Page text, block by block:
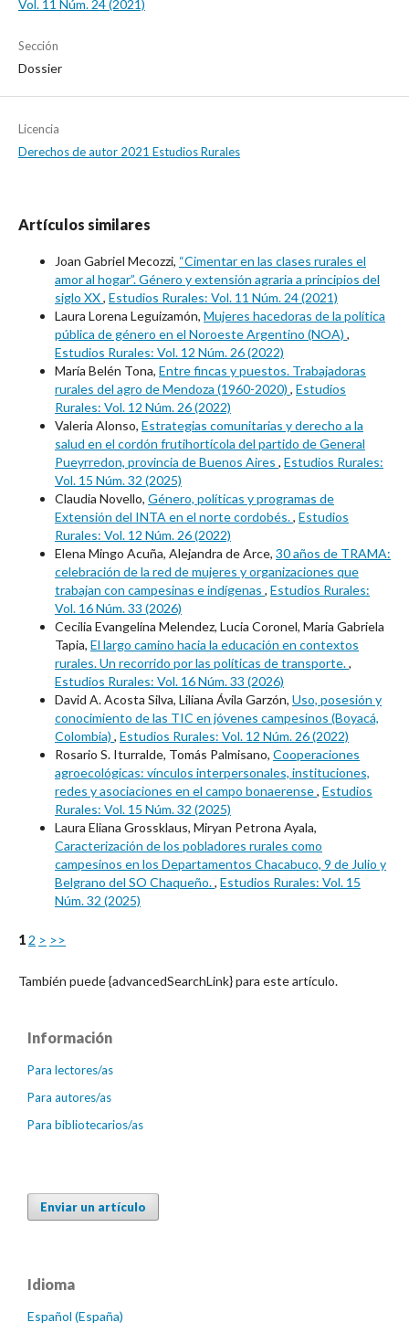
Vol. 11 Núm. 24 (2021)
Sección
Dossier
Licencia
Derechos de autor 2021 Estudios Rurales
Artículos similares
Joan Gabriel Mecozzi, “Cimentar en las clases rurales el
amor al hogar”. Género y extensión agraria a principios del
siglo XX, Estudios Rurales: Vol. 11 Núm. 24 (2021)
Laura Lorena Leguizamón, Mujeres hacedoras de la política
pública de género en el Noroeste Argentino (NOA) ,
Estudios Rurales: Vol. 12 Núm. 26 (2022)
María Belén Tona, Entre fincas y puestos. Trabajadoras
rurales del agro de Mendoza (1960-2020) , Estudios
Rurales: Vol. 12 Núm. 26 (2022)
Valeria Alonso, Estrategias comunitarias y derecho a la
salud en el cordón frutihortícola del partido de General
Pueyrredon, provincia de Buenos Aires , Estudios Rurales:
Vol. 15 Núm. 32 (2025)
Claudia Novello, Género, políticas y programas de
Extensión del INTA en el norte cordobés., Estudios
Rurales: Vol. 12 Núm. 26 (2022)
Elena Mingo Acuña, Alejandra de Arce, 30 años de TRAMA:
celebración de la red de mujeres y organizaciones que
trabajan con campesinas e indígenas , Estudios Rurales:
Vol. 16 Núm. 33 (2026)
Cecilia Evangelina Melendez, Lucia Coronel, Maria Gabriela
Tapia, El largo camino hacia la educación en contextos
rurales. Un recorrido por las políticas de transporte.,
Estudios Rurales: Vol. 16 Núm. 33 (2026)
David A. Acosta Silva, Liliana Ávila Garzón, Uso, posesión y
conocimiento de las TIC en jóvenes campesinos (Boyacá,
Colombia) , Estudios Rurales: Vol. 12 Núm. 26 (2022)
Rosario S. Iturralde, Tomás Palmisano, Cooperaciones
agroecológicas: vínculos interpersonales, instituciones,
redes y asociaciones en el campo bonaerense, Estudios
Rurales: Vol. 15 Núm. 32 (2025)
Laura Eliana Grossklaus, Miryan Petrona Ayala,
Caracterización de los pobladores rurales como
campesinos en los Departamentos Chacabuco, 9 de Julio y
Belgrano del SO Chaqueño., Estudios Rurales: Vol. 15
Núm. 32 (2025)
1 2 > >>
También puede {advancedSearchLink} para este artículo.
Información
Para lectores/as
Para autores/as
Para bibliotecarios/as
Enviar un artículo
Idioma
Español (España)